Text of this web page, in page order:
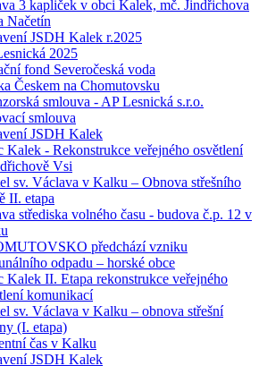
3 kapliček v obci Kalek, mč. Jindřichova
Načetín
JSDH Kalek r.2025
2025
fond Severočeská voda
Českem na Chomutovsku
smlouva - AP Lesnická s.r.o.
smlouva
JSDH Kalek
Kalek - Rekonstrukce veřejného osvětlení
Vsi
sv. Václava v Kalku – Obnova střešního
II. etapa
střediska volného času - budova č.p. 12 v
předchází vzniku
odpadu – horské obce
Kalek II. Etapa rekonstrukce veřejného
komunikací
sv. Václava v Kalku – obnova střešní
(I. etapa)
čas v Kalku
JSDH Kalek